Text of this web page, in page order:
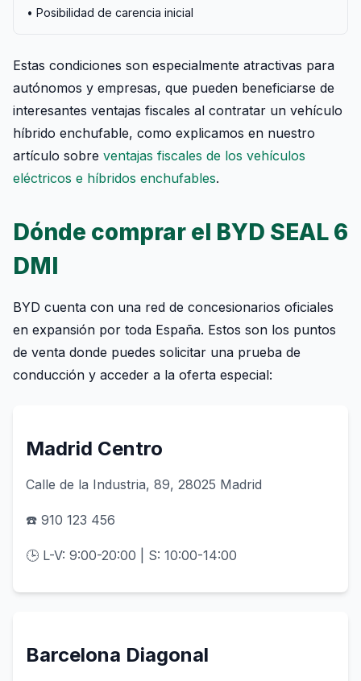
• Posibilidad de carencia inicial
Estas condiciones son especialmente atractivas para
autónomos y empresas, que pueden beneficiarse de
interesantes ventajas fiscales al contratar un vehículo
híbrido enchufable, como explicamos en nuestro
artículo sobre ventajas fiscales de los vehículos
eléctricos e híbridos enchufables.
Dónde comprar el BYD SEAL 6
DMI
BYD cuenta con una red de concesionarios oficiales
en expansión por toda España. Estos son los puntos
de venta donde puedes solicitar una prueba de
conducción y acceder a la oferta especial:
Madrid Centro
Calle de la Industria, 89, 28025 Madrid
☎️ 910 123 456
🕒 L-V: 9:00-20:00 | S: 10:00-14:00
Barcelona Diagonal